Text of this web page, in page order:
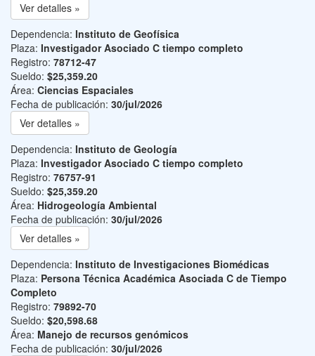
Ver detalles »
Dependencia: Instituto de Geofísica
Plaza: Investigador Asociado C tiempo completo
Registro: 78712-47
Sueldo: $25,359.20
Área: Ciencias Espaciales
Fecha de publicación: 30/jul/2026
Ver detalles »
Dependencia: Instituto de Geología
Plaza: Investigador Asociado C tiempo completo
Registro: 76757-91
Sueldo: $25,359.20
Área: Hidrogeología Ambiental
Fecha de publicación: 30/jul/2026
Ver detalles »
Dependencia: Instituto de Investigaciones Biomédicas
Plaza: Persona Técnica Académica Asociada C de Tiempo
Completo
Registro: 79892-70
Sueldo: $20,598.68
Área: Manejo de recursos genómicos
Fecha de publicación: 30/jul/2026